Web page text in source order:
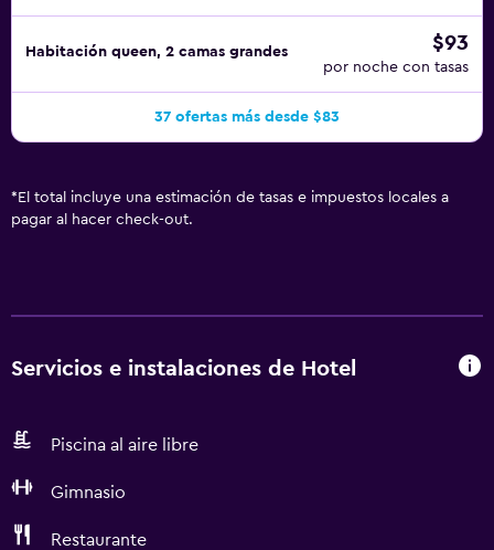
Habitación queen, 2 camas grandes $93
por noche con tasas
37 ofertas más desde $83
* El total incluye una estimación de tasas e impuestos locales a
pagar al hacer check-out.
Servicios e instalaciones de Hotel
Piscina al aire libre
Gimnasio
Restaurante